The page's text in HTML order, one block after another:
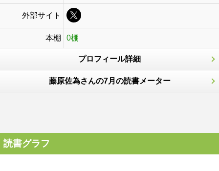
外部サイト
本棚 0棚
プロフィール詳細
藤原佐為さんの7月の読書メーター
読書グラフ